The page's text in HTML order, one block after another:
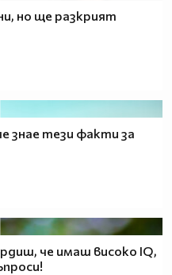
но ще разкрият
знае тези факти за
че имаш високо IQ,